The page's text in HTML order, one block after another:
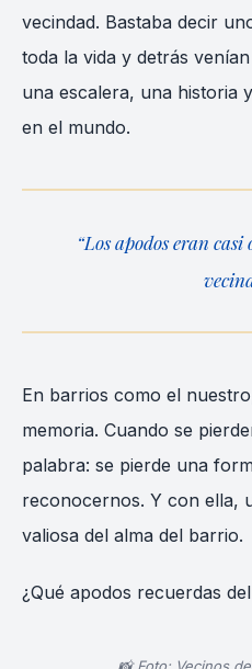
vecindad. Bastaba decir
toda la vida y detrás
una escalera, una historia
en el mundo.
“Los apodos eran
En barrios como el
memoria. Cuando se
palabra: se pierde una
reconocernos. Y con ella,
valiosa del alma del barrio.
¿Qué apodos recuerdas